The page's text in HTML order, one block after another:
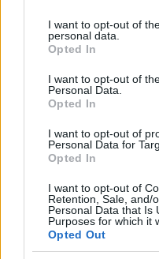
not limited to your visit or
grant or deny consent to
use your data for below
consent section.
I want to opt-out of
personal data.
Opted In
I want to opt-out of
Personal Data.
Opted In
I want to opt-out of
Personal Data for
Opted In
I want to opt-out of
Retention, Sale, and/
Personal Data that Is
Purposes for which it
Opted Out
elköteleződését a Vidi
tulajdonosváltás
Már most
piacon.
kattints ide és
Olvastad már?